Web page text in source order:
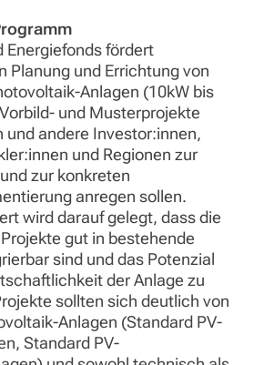
Energiefonds fördert
Planung und Errichtung von
Anlagen (10kW bis
und Musterprojekte
und andere Investor:innen,
und Regionen zur
zur konkreten
anregen sollen.
wird darauf gelegt, dass die
gut in bestehende
sind und das Potenzial
der Anlage zu
sollten sich deutlich von
Anlagen (Standard PV-
Standard PV-